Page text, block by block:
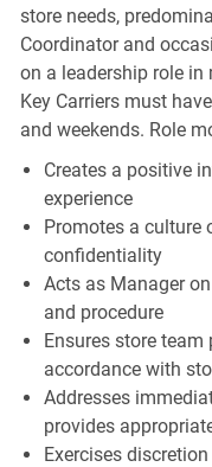
store needs,
Coordinator and
on a leadership role
Key Carriers must
and weekends. Role
Creates a positive
experience
Promotes a culture
confidentiality
Acts as Manager
and procedure
Ensures store
accordance with
Addresses
provides
Exercises